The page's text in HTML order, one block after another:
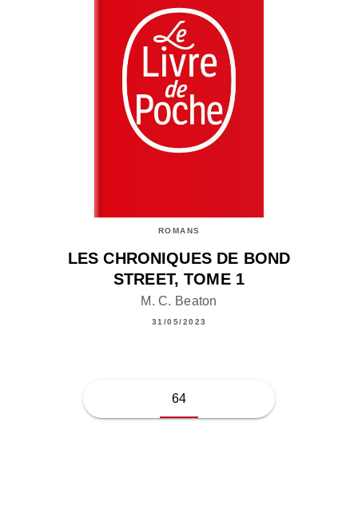
ROMANS
LES CHRONIQUES DE BOND
STREET, TOME 1
M. C. Beaton
31/05/2023
64